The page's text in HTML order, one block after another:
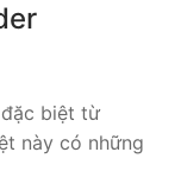
đặc biệt từ
này có những